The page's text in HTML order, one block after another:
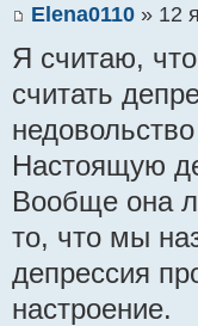
Elena0110 » 12
Я считаю,
считать
Настоящую
Вообще она
то, что мы
депрессия
настроение.